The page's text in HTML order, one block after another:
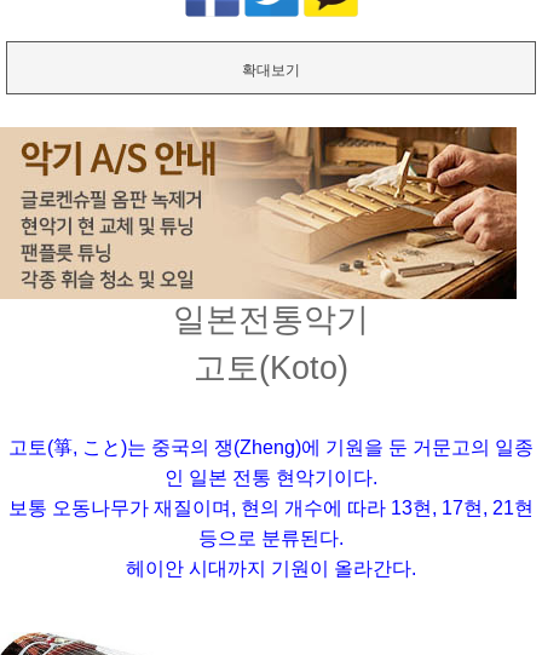
확대보기
일본전통악기
고토(Koto)
고토(箏, こと)는 중국의 쟁(Zheng)에 기원을 둔 거문고의 일종
인 일본 전통 현악기이다.
보통 오동나무가 재질이며, 현의 개수에 따라 13현, 17현, 21현
등으로 분류된다.
헤이안 시대까지 기원이 올라간다.